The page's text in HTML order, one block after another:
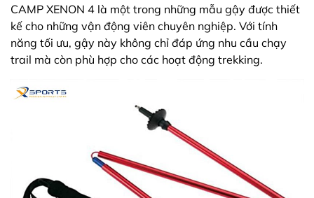
CAMP XENON 4 là một trong những mẫu gậy được thiết
kế cho những vận động viên chuyên nghiệp. Với tính
năng tối ưu, gậy này không chỉ đáp ứng nhu cầu chạy
trail mà còn phù hợp cho các hoạt động trekking.